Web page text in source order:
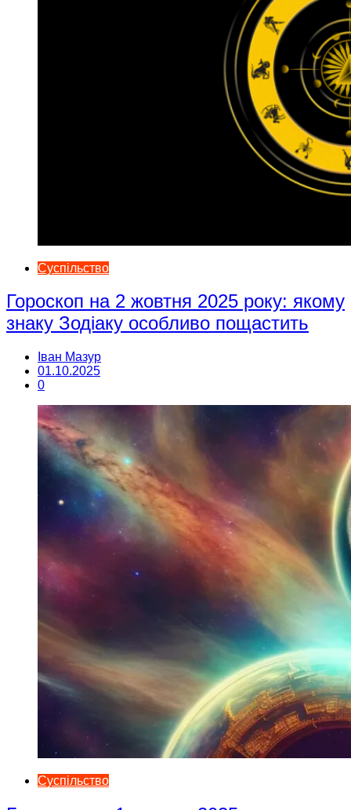
Суспільство
Гороскоп на 2 жовтня 2025 року: якому
знаку Зодіаку особливо пощастить
Іван Мазур
01.10.2025
0
Суспільство